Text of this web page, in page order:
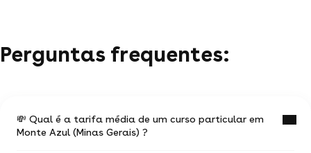
Perguntas frequentes:
💸 Qual é a tarifa média de um curso particular em
Monte Azul (Minas Gerais) ?